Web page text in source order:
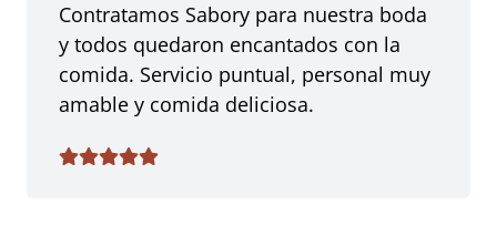
Contratamos Sabory para nuestra boda
y todos quedaron encantados con la
comida. Servicio puntual, personal muy
amable y comida deliciosa.